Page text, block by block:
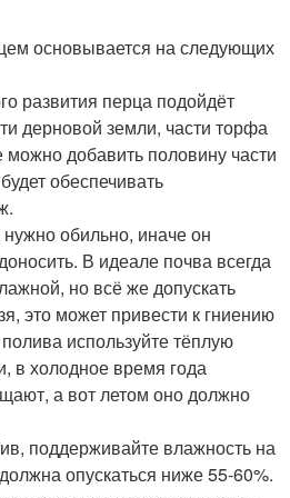
основывается на следующих
развития перца подойдёт
дерновой земли, части торфа
можно добавить половину части
обеспечивать
обильно, иначе он
В идеале почва всегда
но всё же допускать
это может привести к гниению
используйте тёплую
в холодное время года
а вот летом оно должно
поддерживайте влажность на
опускаться ниже 55-60%.